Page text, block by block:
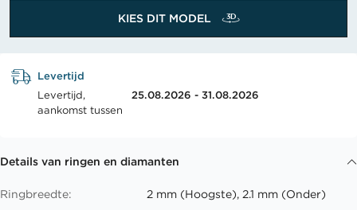
KIES DIT MODEL
Levertijd
Levertijd,
aankomst tussen
25.08.2026 - 31.08.2026
Details van ringen en diamanten
Ringbreedte:
2 mm (Hoogste), 2.1 mm (Onder)